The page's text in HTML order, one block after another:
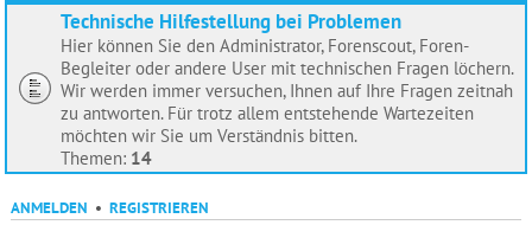
Technische Hilfestellung bei Problemen
Hier können Sie den Administrator, Forenscout, Foren-
Begleiter oder andere User mit technischen Fragen löchern.
Wir werden immer versuchen, Ihnen auf Ihre Fragen zeitnah
zu antworten. Für trotz allem entstehende Wartezeiten
möchten wir Sie um Verständnis bitten.
Themen: 14
ANMELDEN • REGISTRIEREN